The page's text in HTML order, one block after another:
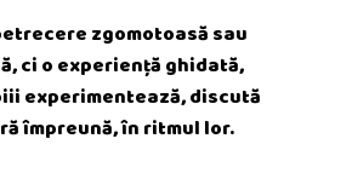
zgomotoasă sau
ci o experiență ghidată,
experimentează, discută
împreună, în ritmul lor.